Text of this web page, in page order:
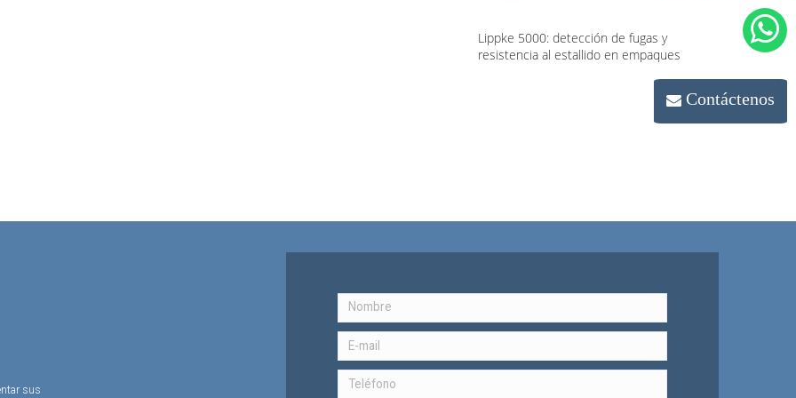
Contáctenos
Lippke 5000: detección de fugas y
resistencia al estallido en empaques
sus